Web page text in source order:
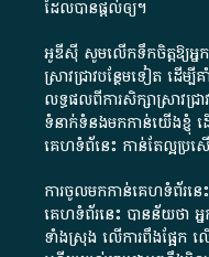
ដែល​បាន​ផ្តល់​ឲ្យ​។
អូឌីស៊ី សូមលើកទឹកចិត្តឱ្យអ្នក
ស្រាវជ្រាវបន្ថែមទៀត ដើម្
លទ្ធផលពីការសិក្សាស្រាវជ្រ
ទំនាក់ទំនងមកកាន់យើងខ្ញុំ
គេហទំព័នេះ កាន់តែល្អប្រស
ការចូលមកកាន់គេហទំព័រនេ
គេហទំព័រនេះ បានន័យថា
ទាំងស្រុង លើការពឹងផ្អែក